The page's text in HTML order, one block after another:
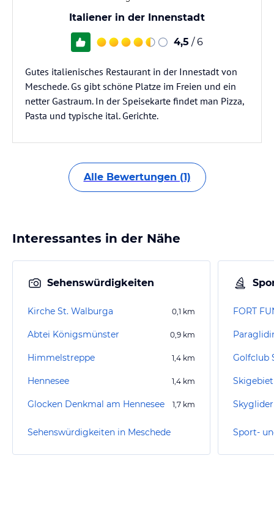
Italiener in der Innenstadt
4,5 / 6
Gutes italienisches Restaurant in der Innestadt von
Meschede. Gs gibt schöne Platze im Freien und ein
netter Gastraum. In der Speisekarte findet man Pizza,
Pasta und typische ital. Gerichte.
Alle Bewertungen (1)
Interessantes in der Nähe
Sehenswürdigkeiten
Kirche St. Walburga 0,1 km
Abtei Königsmünster 0,9 km
Himmelstreppe 1,4 km
Hennesee 1,4 km
Glocken Denkmal am Hennesee 1,7 km
Sehenswürdigkeiten in Meschede
FORT
Golfclub
Skyglider